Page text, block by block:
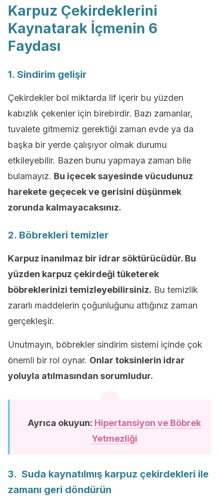
Karpuz Çekirdeklerini
Kaynatarak İçmenin 6
Faydası
1. Sindirim gelişir
Çekirdekler bol miktarda lif içerir bu yüzden
kabızlık çekenler için birebirdir. Bazı zamanlar,
tuvalete gitmemiz gerektiği zaman evde ya da
başka bir yerde çalışıyor olmak durumu
etkileyebilir. Bazen bunu yapmaya zaman bile
bulamayız. Bu içecek sayesinde vücudunuz
harekete geçecek ve gerisini düşünmek
zorunda kalmayacaksınız.
2. Böbrekleri temizler
Karpuz inanılmaz bir idrar söktürücüdür. Bu
yüzden karpuz çekirdeği tüketerek
böbreklerinizi temizleyebilirsiniz. Bu temizlik
zararlı maddelerin çoğunluğunu attığınız zaman
gerçekleşir.
Unutmayın, böbrekler sindirim sistemi içinde çok
önemli bir rol oynar. Onlar toksinlerin idrar
yoluyla atılmasından sorumludur.
Ayrıca okuyun: Hipertansiyon ve Böbrek
Yetmezliği
3. Suda kaynatılmış karpuz çekirdekleri ile
zamanı geri döndürün